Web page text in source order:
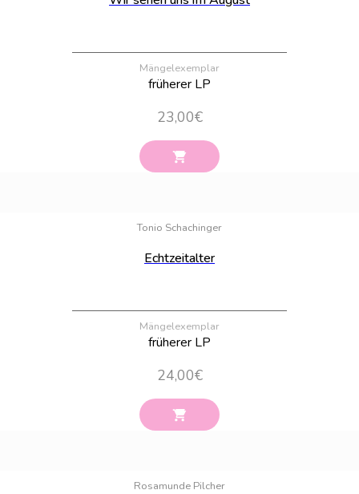
Mängelexemplar
früherer LP
23,00€
Tonio Schachinger
Echtzeitalter
Mängelexemplar
früherer LP
24,00€
Rosamunde Pilcher